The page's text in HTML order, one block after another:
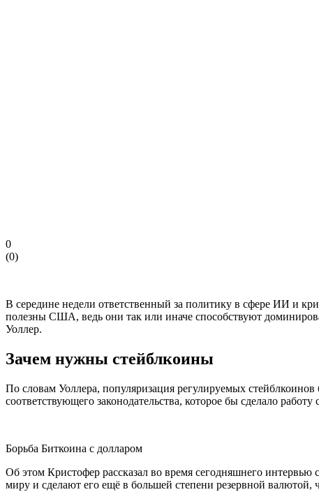
0
(0)
В середине недели ответственный за политику в сфере ИИ и
полезны США, ведь они так или иначе способствуют
Уоллер.
Зачем нужны стейблкоины
По словам Уоллера, популяризация регулируемых
соответствующего законодательства, которое бы сделало
Борьба Биткоина с долларом
Об этом Кристофер рассказал во время сегодняшнего интервью
миру и сделают его ещё в большей степени резервной